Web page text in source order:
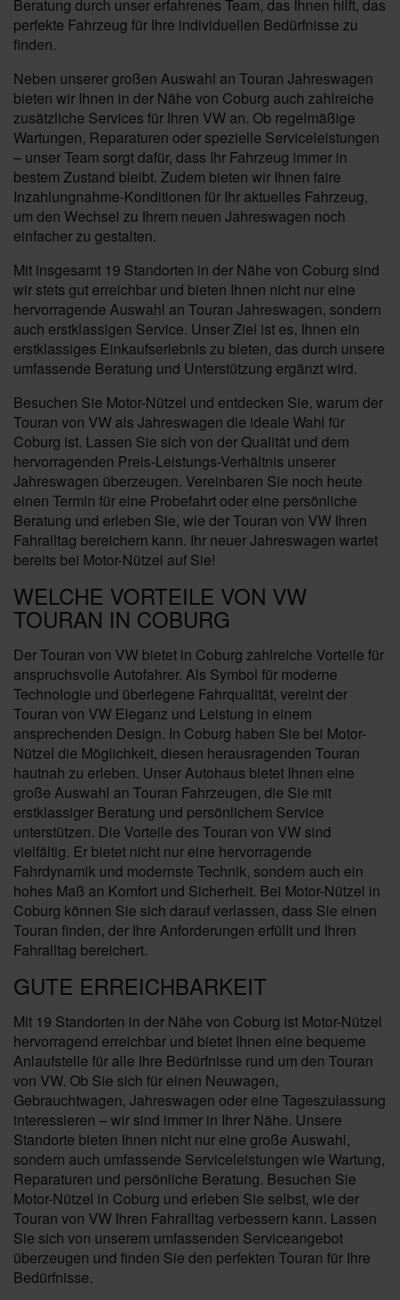
Beratung durch unser erfahrenes Team, das Ihnen hilft, das
perfekte Fahrzeug für Ihre individuellen Bedürfnisse zu
finden.
Neben unserer großen Auswahl an Touran Jahreswagen
bieten wir Ihnen in der Nähe von Coburg auch zahlreiche
zusätzliche Services für Ihren VW an. Ob regelmäßige
Wartungen, Reparaturen oder spezielle Serviceleistungen
– unser Team sorgt dafür, dass Ihr Fahrzeug immer in
bestem Zustand bleibt. Zudem bieten wir Ihnen faire
Inzahlungnahme-Konditionen für Ihr aktuelles Fahrzeug,
um den Wechsel zu Ihrem neuen Jahreswagen noch
einfacher zu gestalten.
Mit insgesamt 19 Standorten in der Nähe von Coburg sind
wir stets gut erreichbar und bieten Ihnen nicht nur eine
hervorragende Auswahl an Touran Jahreswagen, sondern
auch erstklassigen Service. Unser Ziel ist es, Ihnen ein
erstklassiges Einkaufserlebnis zu bieten, das durch unsere
umfassende Beratung und Unterstützung ergänzt wird.
Besuchen Sie Motor-Nützel und entdecken Sie, warum der
Touran von VW als Jahreswagen die ideale Wahl für
Coburg ist. Lassen Sie sich von der Qualität und dem
hervorragenden Preis-Leistungs-Verhältnis unserer
Jahreswagen überzeugen. Vereinbaren Sie noch heute
einen Termin für eine Probefahrt oder eine persönliche
Beratung und erleben Sie, wie der Touran von VW Ihren
Fahralltag bereichern kann. Ihr neuer Jahreswagen wartet
bereits bei Motor-Nützel auf Sie!
WELCHE VORTEILE VON VW
TOURAN IN COBURG
Der Touran von VW bietet in Coburg zahlreiche Vorteile für
anspruchsvolle Autofahrer. Als Symbol für moderne
Technologie und überlegene Fahrqualität, vereint der
Touran von VW Eleganz und Leistung in einem
ansprechenden Design. In Coburg haben Sie bei Motor-
Nützel die Möglichkeit, diesen herausragenden Touran
hautnah zu erleben. Unser Autohaus bietet Ihnen eine
große Auswahl an Touran Fahrzeugen, die Sie mit
erstklassiger Beratung und persönlichem Service
unterstützen. Die Vorteile des Touran von VW sind
vielfältig. Er bietet nicht nur eine hervorragende
Fahrdynamik und modernste Technik, sondern auch ein
hohes Maß an Komfort und Sicherheit. Bei Motor-Nützel in
Coburg können Sie sich darauf verlassen, dass Sie einen
Touran finden, der Ihre Anforderungen erfüllt und Ihren
Fahralltag bereichert.
GUTE ERREICHBARKEIT
Mit 19 Standorten in der Nähe von Coburg ist Motor-Nützel
hervorragend erreichbar und bietet Ihnen eine bequeme
Anlaufstelle für alle Ihre Bedürfnisse rund um den Touran
von VW. Ob Sie sich für einen Neuwagen,
Gebrauchtwagen, Jahreswagen oder eine Tageszulassung
interessieren – wir sind immer in Ihrer Nähe. Unsere
Standorte bieten Ihnen nicht nur eine große Auswahl,
sondern auch umfassende Serviceleistungen wie Wartung,
Reparaturen und persönliche Beratung. Besuchen Sie
Motor-Nützel in Coburg und erleben Sie selbst, wie der
Touran von VW Ihren Fahralltag verbessern kann. Lassen
Sie sich von unserem umfassenden Serviceangebot
überzeugen und finden Sie den perfekten Touran für Ihre
Bedürfnisse.